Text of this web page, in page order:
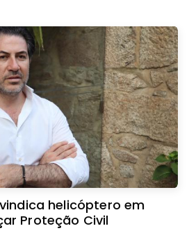
helicóptero em
Proteção Civil